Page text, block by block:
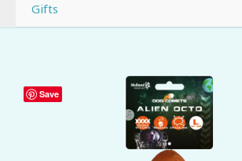
Gifts
Save
Dog
Comets